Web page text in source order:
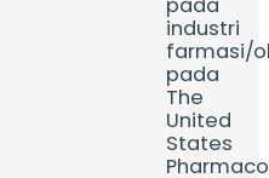
pada
industri
farmasi/
pada
The
United
States